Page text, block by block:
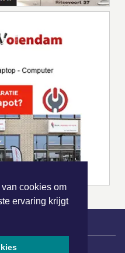
cookies om
ervaring krijgt